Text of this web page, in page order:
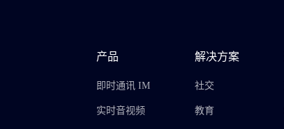
产品
即时通讯 IM
实时音视频
解决方案
社交
教育